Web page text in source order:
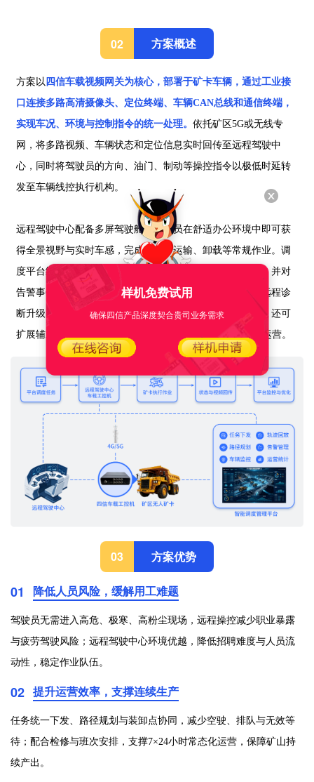
02 方案概述
方案以 四信车载视频网关为核心，部署于矿卡车辆，通过工业接
口连接多路高清摄像头、定位终端、车辆CAN总线和通信终端，
实现车况、环境与控制指令的统一处理。 依托矿区5G或无线专
网，将多路视频、车辆状态和定位信息实时回传至远程驾驶中
心，同时将驾驶员的方向、油门、制动等操控指令以极低时延转
发至车辆线控执行机构。
远程驾驶中心配备多屏驾驶舱，驾驶员在舒适办公环境中即可获
得全景视野与实时车感，完成装载、运输、卸载等常规作业。调
度平台统一下发运输任务，实时监控车辆运行、路径轨迹，并对
告警事件进行快速处置。系统支持视频回放、日志存储与远程诊
断升级，为运营管理提供完整数据闭环。在封闭运输路段，还可
扩展辅助驾驶或无人运输能力，支撑矿山
7×24 小时常态化运营。
03 方案优势
01 降低人员风险，缓解用工难题
驾驶员无需进入高危、极寒、高粉尘现场，远程操控减少职业暴露
与疲劳驾驶风险；远程驾驶中心环境优越，降低招聘难度与人员流
动性，稳定作业队伍。
02 提升运营效率，支撑连续生产
任务统一下发、路径规划与装卸点协同，减少空驶、排队与无效等
待；配合检修与班次安排，支撑7×24小时常态化运营，保障矿山持
续产出。
样机免费试用
确保四信产品深度契合贵司业务需求